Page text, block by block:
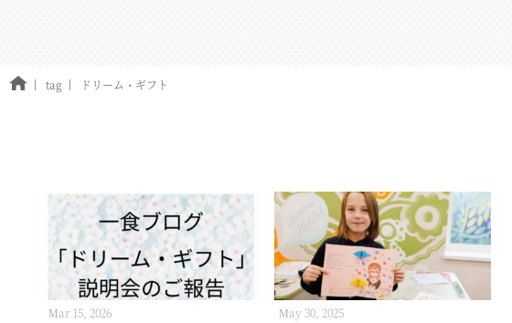
tag ドリーム・ギフト
Mar 15, 2026 May 30, 2025